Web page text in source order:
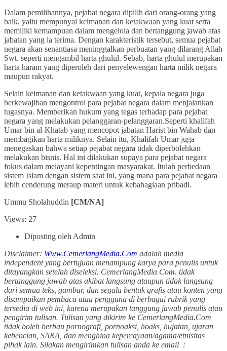
Dalam pemilihannya, pejabat negara dipilih dari orang-orang yang
baik, yaitu mempunyai keimanan dan ketakwaan yang kuat serta
memiliki kemampuan dalam mengelola dan bertanggung jawab atas
jabatan yang ia terima. Dengan karakteristik tersebut, semua pejabat
negara akan senantiasa meninggalkan perbuatan yang dilarang Allah
Swt. seperti mengambil harta ghulul. Sebab, harta ghulul merupakan
harta haram yang diperoleh dari penyelewengan harta milik negara
maupun rakyat.
Selain keimanan dan ketakwaan yang kuat, kepala negara juga
berkewajiban mengontrol para pejabat negara dalam menjalankan
tugasnya. Memberikan hukum yang tegas terhadap para pejabat
negara yang melakukan pelanggaran-pelanggaran.Seperti khalifah
Umar bin al-Khatab yang mencopot jabatan Harist bin Wahab dan
membagikan harta miliknya. Selain itu, Khalifah Umar juga
menegaskan bahwa setiap pejabat negara tidak diperbolehkan
melakukan bisnis. Hal ini dilakukan supaya para pejabat negara
fokus dalam melayani kepentingan masyarakat. Itulah perbedaan
sistem Islam dengan sistem saat ini, yang mana para pejabat negara
lebih cenderung meraup materi untuk kebahagiaan pribadi.
Ummu Sholahuddin [CM/NA]
Views: 27
Diposting oleh Admin
Disclaimer: Www.CemerlangMedia.Com adalah media
independent yang bertujuan menampung karya para penulis untuk
ditayangkan setelah diseleksi. CemerlangMedia.Com. tidak
bertanggung jawab atas akibat langsung ataupun tidak langsung
dari semua teks, gambar, dan segala bentuk grafis atau konten yang
disampaikan pembaca atau pengguna di berbagai rubrik yang
tersedia di web ini, karena merupakan tanggung jawab penulis atau
pengirim tulisan. Tulisan yang dikirim ke CemerlangMedia.Com
tidak boleh berbau pornografi, pornoaksi, hoaks, hujatan, ujaran
kebencian, SARA, dan menghina kepercayaan/agama/etnisitas
pihak lain. Silakan mengirimkan tulisan anda ke email :